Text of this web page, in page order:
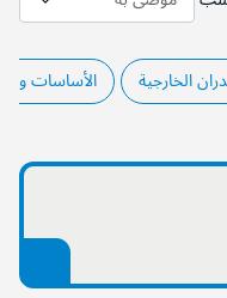
الخارجية الأساسات